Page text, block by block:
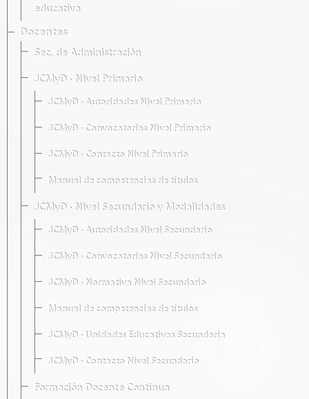
educativa
Docentes
Sec. de Administración
JCMyD · Nivel Primario
JCMyD · Autoridades Nivel Primario
JCMyD · Convocatorias Nivel Primario
JCMyD · Contacto Nivel Primario
Manual de competencias de títulos
JCMyD · Nivel Secundario y Modalidades
JCMyD · Autoridades Nivel Secundario
JCMyD · Convocatorias Nivel Secundario
JCMyD · Normativa Nivel Secundario
Manual de competencias de títulos
JCMyD · Unidades Educativas Secundaria
JCMyD · Contacto Nivel Secundario
Formación Docente Continua